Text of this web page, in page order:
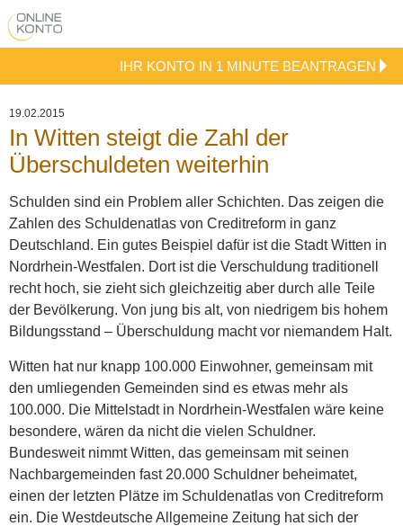
IHR KONTO IN 1 MINUTE BEANTRAGEN
19.02.2015
In Witten steigt die Zahl der
Überschuldeten weiterhin
Schulden sind ein Problem aller Schichten. Das zeigen die
Zahlen des Schuldenatlas von Creditreform in ganz
Deutschland. Ein gutes Beispiel dafür ist die Stadt Witten in
Nordrhein-Westfalen. Dort ist die Verschuldung traditionell
recht hoch, sie zieht sich gleichzeitig aber durch alle Teile
der Bevölkerung. Von jung bis alt, von niedrigem bis hohem
Bildungsstand – Überschuldung macht vor niemandem Halt.
Witten hat nur knapp 100.000 Einwohner, gemeinsam mit
den umliegenden Gemeinden sind es etwas mehr als
100.000. Die Mittelstadt in Nordrhein-Westfalen wäre keine
besondere, wären da nicht die vielen Schuldner.
Bundesweit nimmt Witten, das gemeinsam mit seinen
Nachbargemeinden fast 20.000 Schuldner beheimatet,
einen der letzten Plätze im Schuldenatlas von Creditreform
ein. Die Westdeutsche Allgemeine Zeitung hat sich der